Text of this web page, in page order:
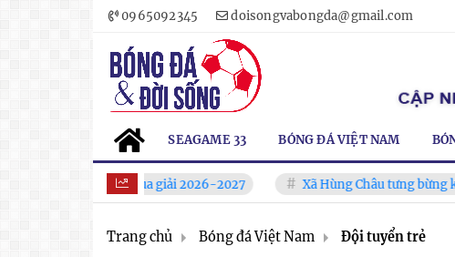
0965092345 doisongvabongda@gmail.com
SEAGAME 33 BÓNG ĐÁ VIỆT NAM
mới" trước mùa giải 2026-2027 Xã Hùng Châu tưng bừng khai
Trang chủ Bóng đá Việt Nam Đội tuyển trẻ